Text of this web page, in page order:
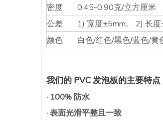
密度
0.45-0.90克/立方厘米
公差
1) 宽度±5mm。 2) 长度
颜色
白色/红色/黑色/蓝色/黄
我们的 PVC 发泡板的主要特点
· 100% 防水
· 表面光滑平整且一致